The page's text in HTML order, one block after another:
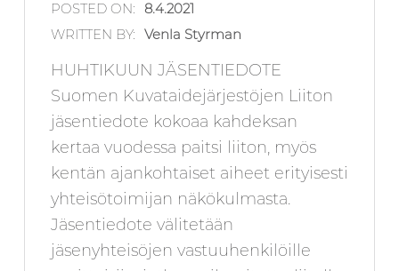
POSTED ON:
8.4.2021
WRITTEN BY:
Venla Styrman
HUHTIKUUN JÄSENTIEDOTE
Suomen Kuvataidejärjestöjen Liiton
jäsentiedote kokoaa kahdeksan
kertaa vuodessa paitsi liiton, myös
kentän ajankohtaiset aiheet erityisesti
yhteisötoimijan näkökulmasta.
Jäsentiedote välitetään
jäsenyhteisöjen vastuuhenkilöille